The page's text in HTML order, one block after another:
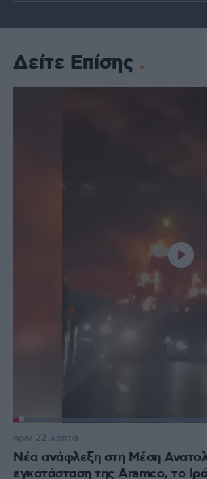
Δείτε Επίσης
Νέα ανάφλεξη στη Μέση
εγκατάσταση της Aramco, το
πριν 22 λεπτά